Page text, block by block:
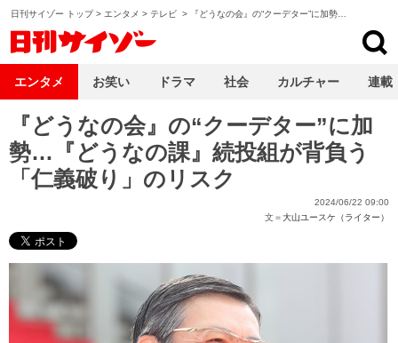
日刊サイゾー トップ> エンタメ > テレビ > 『どうなの会』の“クーデター”に加勢…
『どうなの会』の“クーデター”に加
勢…『どうなの課』続投組が背負う
「仁義破り」のリスク
2024/06/22 09:00
文＝大山ユースケ（ライター）
エンタメ お笑い ドラマ 社会 カルチャー 連載